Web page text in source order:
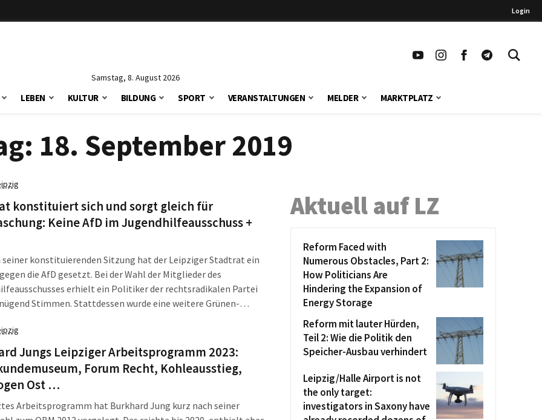
Login
Samstag, 8. August 2026
LEBEN KULTUR BILDUNG SPORT VERANSTALTUNGEN MELDER MARKTPLATZ
18. September 2019
konstituiert sich und sorgt gleich für
Keine AfD im Jugendhilfeausschuss +
seiner konstituierenden Sitzung hat der Leipziger Stadtrat ein
die AfD gesetzt. Bei der Wahl der Mitglieder des
erhielt ein Politiker der rechtsradikalen Partei
Stimmen. Stattdessen wurde eine weitere Grünen-
zuvor für sachliche Diskussionen im Stadtrat geworben.
Jungs Leipziger Arbeitsprogramm 2023:
Forum Recht, Kohleausstieg,
Ost …
Arbeitsprogramm hat Burkhard Jung kurz nach seiner
Aktuell auf LZ
Reform Faced with
Numerous Obstacles, Part 2:
How Politicians Are
Hindering the Expansion of
Energy Storage
Reform mit lauter Hürden,
Teil 2: Wie die Politik den
Speicher-Ausbau verhindert
Leipzig/Halle Airport is not
the only target:
investigators in Saxony have